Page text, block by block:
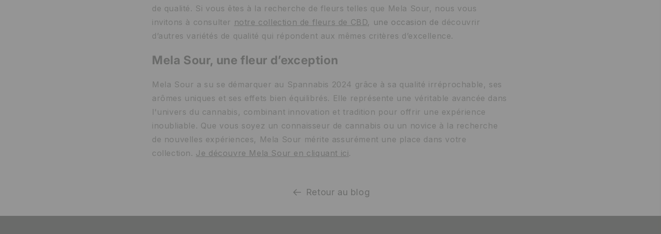
de qualité. Si vous êtes à la recherche de fleurs telles que Mela Sour, nous vous
invitons à consulter notre collection de fleurs de CBD, une occasion de découvrir
d’autres variétés de qualité qui répondent aux mêmes critères d’excellence.
Mela Sour, une fleur d’exception
Mela Sour a su se démarquer au Spannabis 2024 grâce à sa qualité irréprochable, ses
arômes uniques et ses effets bien équilibrés. Elle représente une véritable avancée dans
l'univers du cannabis, combinant innovation et tradition pour offrir une expérience
inoubliable. Que vous soyez un connaisseur de cannabis ou un novice à la recherche
de nouvelles expériences, Mela Sour mérite assurément une place dans votre
collection. Je découvre Mela Sour en cliquant ici.
Retour au blog